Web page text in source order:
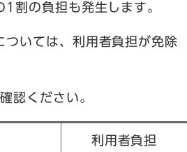
割の負担も発生します。
ついては、利用者負担が免除
認ください。
利用者負担